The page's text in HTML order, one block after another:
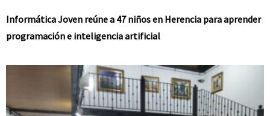
Informática Joven reúne a 47 niños en Herencia para aprender
programación e inteligencia artificial